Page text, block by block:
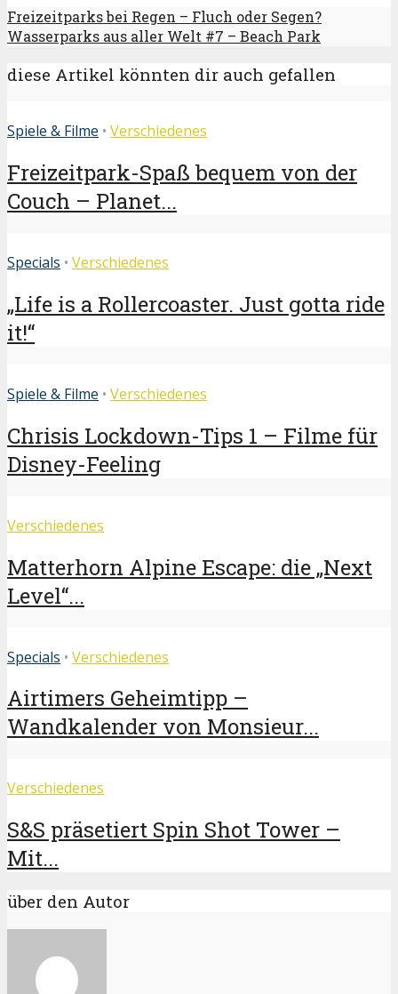
Freizeitparks bei Regen – Fluch oder Segen?
Wasserparks aus aller Welt #7 – Beach Park
diese Artikel könnten dir auch gefallen
Spiele & Filme • Verschiedenes
Freizeitpark-Spaß bequem von der
Couch – Planet...
Specials • Verschiedenes
„Life is a Rollercoaster. Just gotta ride
it!“
Spiele & Filme • Verschiedenes
Chrisis Lockdown-Tips 1 – Filme für
Disney-Feeling
Verschiedenes
Matterhorn Alpine Escape: die „Next
Level“...
Specials • Verschiedenes
Airtimers Geheimtipp –
Wandkalender von Monsieur...
Verschiedenes
S&S präsetiert Spin Shot Tower –
Mit...
über den Autor